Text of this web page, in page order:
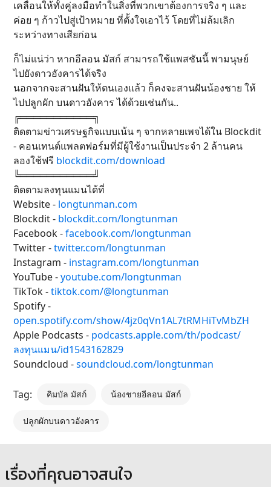
เคลื่อนให้ทั้งคู่ลงมือทำในสิ่งที่พวกเขาต้องการจริง ๆ และ
ค่อย ๆ ก้าวไปสู่เป้าหมาย ที่ตั้งใจเอาไว้ โดยที่ไม่ล้มเลิก
ระหว่างทางเสียก่อน
ก็ไม่แน่ว่า หากอีลอน มัสก์ สามารถใช้แพสชันนี้ พามนุษย์
ไปยังดาวอังคารได้จริง
นอกจากจะสานฝันให้ตนเองแล้ว ก็คงจะสานฝันน้องชาย ให้
ไปปลูกผัก บนดาวอังคาร ได้ด้วยเช่นกัน..
╔═══════════╗
ติดตามข่าวเศรษฐกิจแบบเน้น ๆ จากหลายเพจได้ใน Blockdit
- คอนเทนต์แพลตฟอร์มที่มีผู้ใช้งานเป็นประจำ 2 ล้านคน
ลองใช้ฟรี blockdit.com/download
╚═══════════╝
ติดตามลงทุนแมนได้ที่
Website - longtunman.com
Blockdit - blockdit.com/longtunman
Facebook -facebook.com/longtunman
Twitter -twitter.com/longtunman
Instagram - instagram.com/longtunman
YouTube -youtube.com/longtunman
TikTok -tiktok.com/@longtunman
Spotify -
open.spotify.com/show/4jz0qVn1AL7tRMHiTvMbZH
Apple Podcasts - podcasts.apple.com/th/podcast/
ลงทุนแมน/id1543162829
Soundcloud -soundcloud.com/longtunman
Tag: คิมบัล มัสก์ น้องชายอีลอน มัสก์
ปลูกผักบนดาวอังคาร
เรื่องที่คุณอาจสนใจ